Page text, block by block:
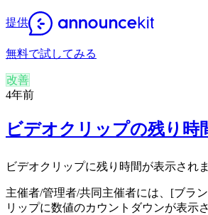
提供
無料で試してみる
改善
4年前
ビデオクリップの残り時
ビデオクリップに残り時間が表示され
主催者/管理者/共同主催者には、[ブラ
リップに数値のカウントダウンが表示